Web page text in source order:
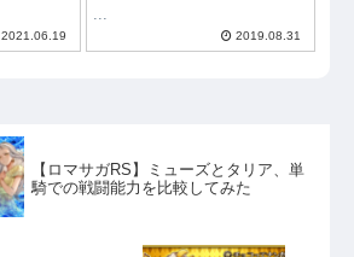
2021.06.19 2019.08.31
【ロマサガRS】ミューズとタリア、単
騎での戦闘能力を比較してみた